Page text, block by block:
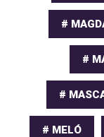
#
#
#
# MELÓ